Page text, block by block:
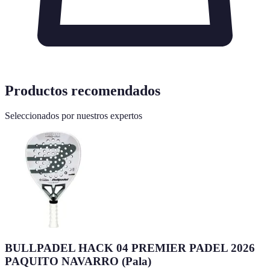
Productos recomendados
Seleccionados por nuestros expertos
BULLPADEL HACK 04 PREMIER PADEL 2026
PAQUITO NAVARRO (Pala)